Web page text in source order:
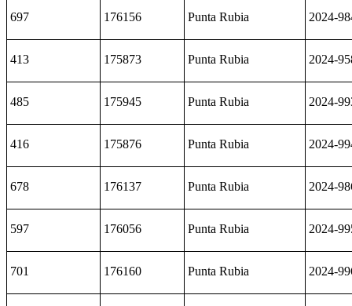
697 176156 Punta Rubia 2024-
413 175873 Punta Rubia 2024-
485 175945 Punta Rubia 2024-
416 175876 Punta Rubia 2024-
678 176137 Punta Rubia 2024-
597 176056 Punta Rubia 2024-
701 176160 Punta Rubia 2024-